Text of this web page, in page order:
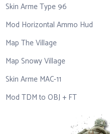
Skin Arme Type 96
Mod Horizontal Ammo Hud
Map The Village
Map Snowy Village
Skin Arme MAC-11
Mod TDM to OBJ + FT